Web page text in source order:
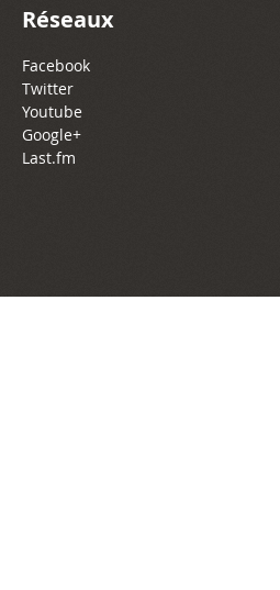
Réseaux
Facebook
Twitter
Youtube
Google+
Last.fm